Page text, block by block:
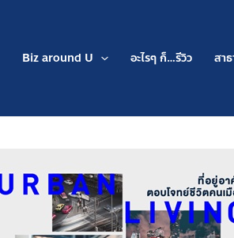
Biz around U อะไรๆ ก็…รีวิว สา